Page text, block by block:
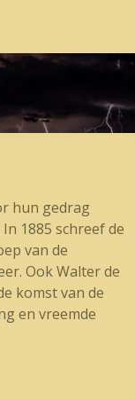
hun gedrag
1885 schreef de
van de
Ook Walter de
komst van de
en vreemde